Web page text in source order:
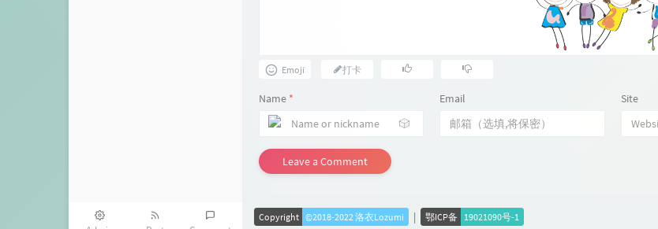
Emoji 打卡
Name *
🎲
Email Site
Leave a Comment
Copyright ©2018-2022 洛衣Lozumi | 鄂ICP备 19021090号-1